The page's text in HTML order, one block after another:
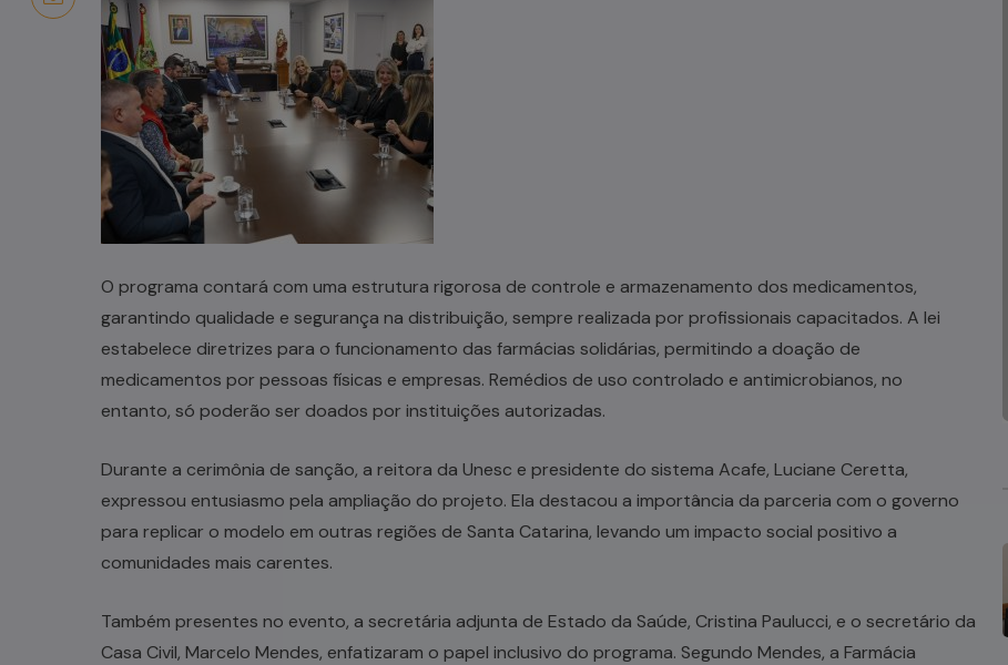
O programa contará com uma estrutura rigorosa de controle e armazenamento dos medicamentos,
garantindo qualidade e segurança na distribuição, sempre realizada por profissionais capacitados. A lei
estabelece diretrizes para o funcionamento das farmácias solidárias, permitindo a doação de
medicamentos por pessoas físicas e empresas. Remédios de uso controlado e antimicrobianos, no
entanto, só poderão ser doados por instituições autorizadas.
Durante a cerimônia de sanção, a reitora da Unesc e presidente do sistema Acafe, Luciane Ceretta,
expressou entusiasmo pela ampliação do projeto. Ela destacou a importância da parceria com o governo
para replicar o modelo em outras regiões de Santa Catarina, levando um impacto social positivo a
comunidades mais carentes.
Também presentes no evento, a secretária adjunta de Estado da Saúde, Cristina Paulucci, e o secretário da
Casa Civil, Marcelo Mendes, enfatizaram o papel inclusivo do programa. Segundo Mendes, a Farmácia